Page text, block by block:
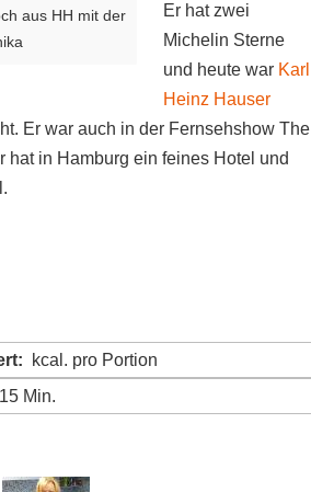
aus HH mit der
Er hat zwei
Michelin Sterne
und heute war Karl
Heinz Hauser
Er war auch in der Fernsehshow The
hat in Hamburg ein feines Hotel und
kcal. pro Portion
15 Min.